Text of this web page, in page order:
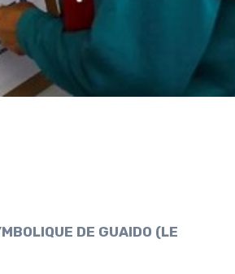
DE GUAIDO (LE